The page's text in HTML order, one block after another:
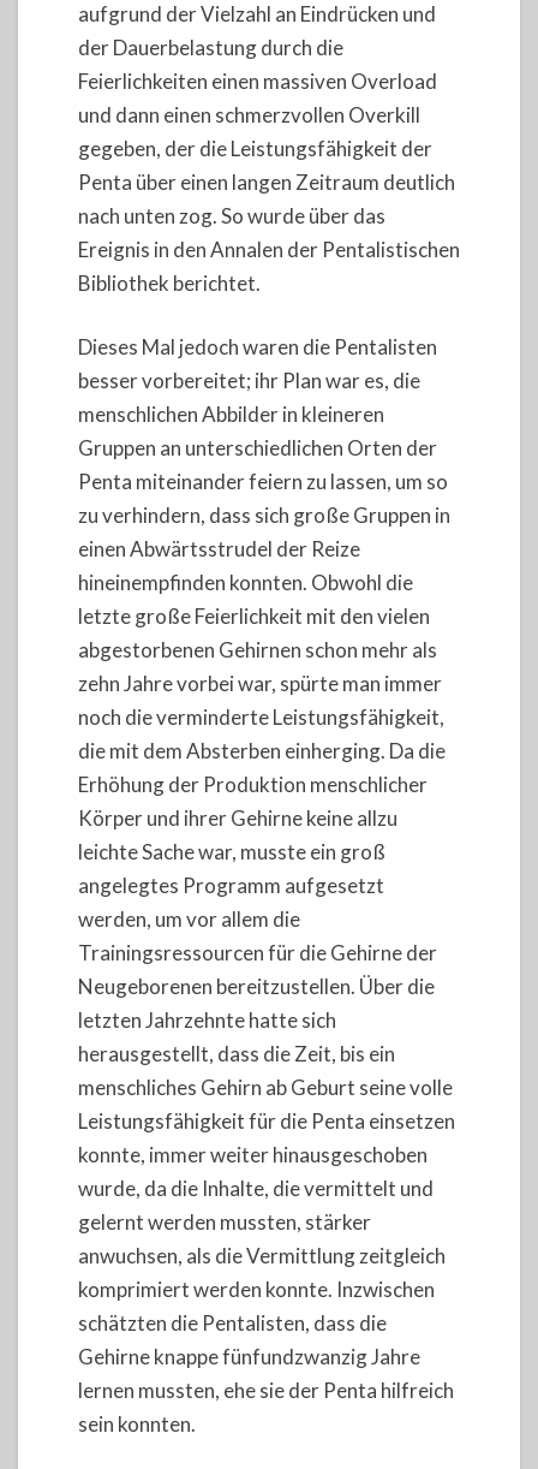
aufgrund der Vielzahl an Eindrücken und
der Dauerbelastung durch die
Feierlichkeiten einen massiven Overload
und dann einen schmerzvollen Overkill
gegeben, der die Leistungsfähigkeit der
Penta über einen langen Zeitraum deutlich
nach unten zog. So wurde über das
Ereignis in den Annalen der Pentalistischen
Bibliothek berichtet.
Dieses Mal jedoch waren die Pentalisten
besser vorbereitet; ihr Plan war es, die
menschlichen Abbilder in kleineren
Gruppen an unterschiedlichen Orten der
Penta miteinander feiern zu lassen, um so
zu verhindern, dass sich große Gruppen in
einen Abwärtsstrudel der Reize
hineinempfinden konnten. Obwohl die
letzte große Feierlichkeit mit den vielen
abgestorbenen Gehirnen schon mehr als
zehn Jahre vorbei war, spürte man immer
noch die verminderte Leistungsfähigkeit,
die mit dem Absterben einherging. Da die
Erhöhung der Produktion menschlicher
Körper und ihrer Gehirne keine allzu
leichte Sache war, musste ein groß
angelegtes Programm aufgesetzt
werden, um vor allem die
Trainingsressourcen für die Gehirne der
Neugeborenen bereitzustellen. Über die
letzten Jahrzehnte hatte sich
herausgestellt, dass die Zeit, bis ein
menschliches Gehirn ab Geburt seine volle
Leistungsfähigkeit für die Penta einsetzen
konnte, immer weiter hinausgeschoben
wurde, da die Inhalte, die vermittelt und
gelernt werden mussten, stärker
anwuchsen, als die Vermittlung zeitgleich
komprimiert werden konnte. Inzwischen
schätzten die Pentalisten, dass die
Gehirne knappe fünfundzwanzig Jahre
lernen mussten, ehe sie der Penta hilfreich
sein konnten.